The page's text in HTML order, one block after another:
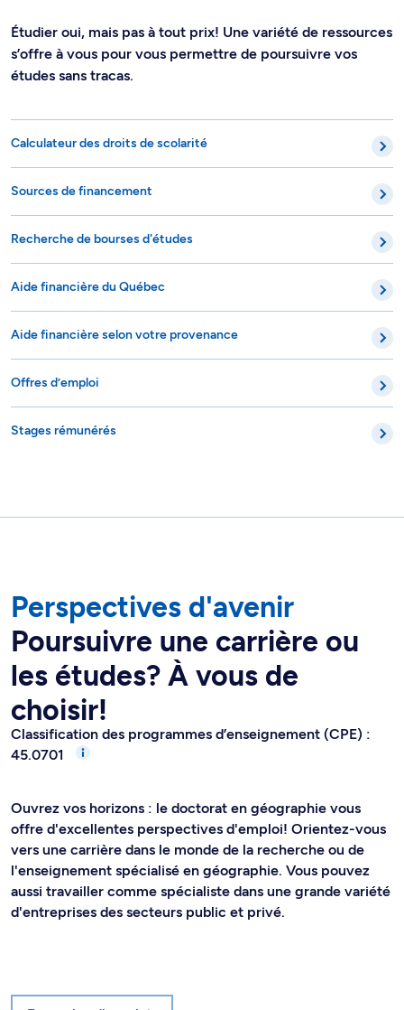
Étudier oui, mais pas à tout prix! Une variété de ressources
s’offre à vous pour vous permettre de poursuivre vos
études sans tracas.
Calculateur des droits de scolarité
Sources de financement
Recherche de bourses d'études
Aide financière du Québec
Aide financière selon votre provenance
Offres d’emploi
Stages rémunérés
Perspectives d'avenir
Poursuivre une carrière ou
les études? À vous de
choisir!
Classification des programmes d’enseignement (CPE) :
45.0701
Ouvrez vos horizons : le doctorat en géographie vous
offre d'excellentes perspectives d'emploi! Orientez-vous
vers une carrière dans le monde de la recherche ou de
l'enseignement spécialisé en géographie. Vous pouvez
aussi travailler comme spécialiste dans une grande variété
d'entreprises des secteurs public et privé.